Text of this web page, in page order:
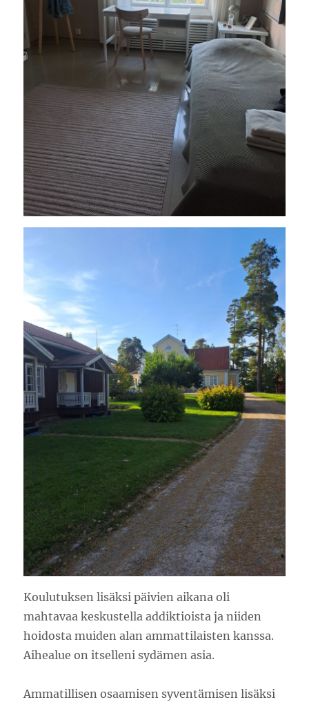
Koulutuksen lisäksi päivien aikana oli
mahtavaa keskustella addiktioista ja niiden
hoidosta muiden alan ammattilaisten kanssa.
Aihealue on itselleni sydämen asia.
Ammatillisen osaamisen syventämisen lisäksi